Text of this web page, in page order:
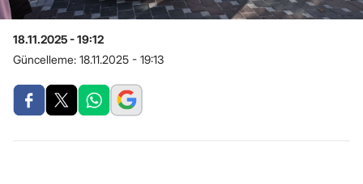
18.11.2025 - 19:12
Güncelleme: 18.11.2025 - 19:13